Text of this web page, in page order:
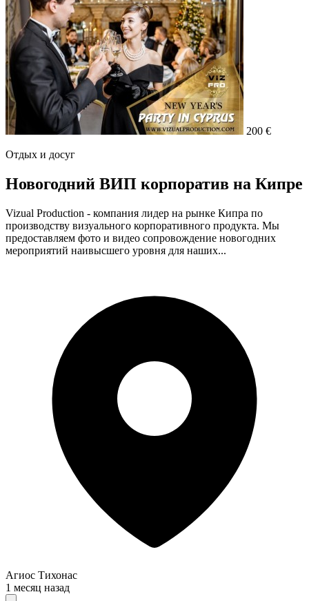
200 €
Отдых и досуг
Новогодний ВИП корпоратив на Кипре
Vizual Production - компания лидер на рынке Кипра по
производству визуального корпоративного продукта. Мы
предоставляем фото и видео сопровождение новогодних
мероприятий наивысшего уровня для наших...
Агиос Тихонас
1 месяц назад